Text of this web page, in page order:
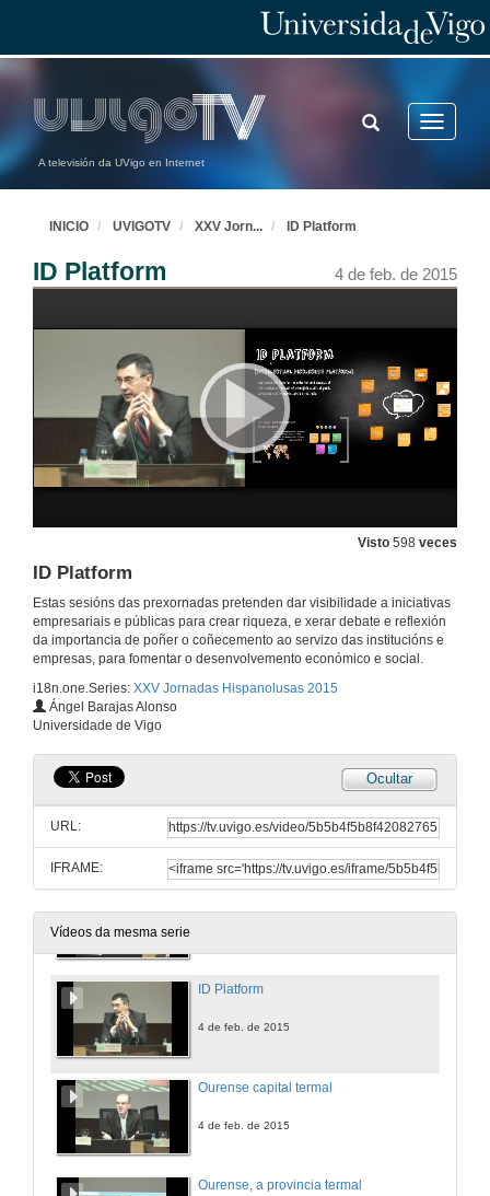
A televisión da UVigo en Internet
Toggle
TOGGLE
SEARCH
INICIO UVIGOTV XXV Jorn... ID Platform
ID Platform 4 de feb. de 2015
Visto 598 veces
ID Platform
Estas sesións das prexornadas pretenden dar visibilidade a iniciativas
empresariais e públicas para crear riqueza, e xerar debate e reflexión
da importancia de poñer o coñecemento ao servizo das institucións e
empresas, para fomentar o desenvolvemento económico e social.
i18n.one.Series: XXV Jornadas Hispanolusas 2015
Ángel Barajas Alonso
Universidade de Vigo
Ocultar
URL:
IFRAME:
Vídeos da mesma serie
Presentación da sesión de traballo inaugural das Xornadas. Intervención de D. Virxilio Rodríguez
4 de feb. de 2015
Presentación da sesión de traballo inaugural das Xornadas. Intervención de Dª Elena Rivo
4 de feb. de 2015
Presentación das Prexornadas
4 de feb. de 2015
Eurocidade Chaves-Verín
ID Platform
4 de feb. de 2015
Ourense capital termal
4 de feb. de 2015
Ourense, a provincia termal